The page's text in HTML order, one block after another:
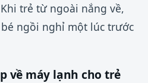
trẻ từ ngoài nắng về,
ngồi nghỉ một lúc trước
về máy lạnh cho trẻ